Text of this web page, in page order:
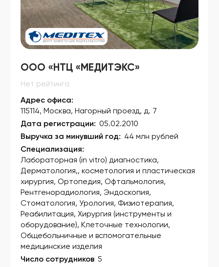
ФСЗ 2009/05404
ФСЗ 2009/05453
ФСЗ 2009/05643
ФСЗ 2009/05726
ФСЗ 2009/05727
ФСЗ 2009/05840
ФСЗ 2009/05843
ФСЗ 2009/05844
ФСЗ 2009/05845
ФСР 2009/04111
ФСР 2009/04128
ФСР 2009/04190
ООО «НТЦ «МЕДИТЭКС»
Нет рейтинга
Адрес офиса:
115114, Москва, Нагорный проезд, д. 7
Дата регистрации: 05.02.2010
Выручка за минувший год: 44 млн рублей
Специализация:
Лабораторная (in vitro) диагностика,
Дерматология,, косметология и пластическая
хирургия, Ортопедия, Офтальмология,
Рентгенорадиология, Эндоскопия,
Стоматология, Урология, Физиотерапия,
Реабилитация, Хирургия (инструменты и
оборудование), Клеточные технологии,
Общебольничные и вспомогательные
медицинские изделия
Число сотрудников 5